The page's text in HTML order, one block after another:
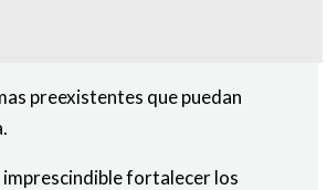
preexistentes que puedan
fortalecer los